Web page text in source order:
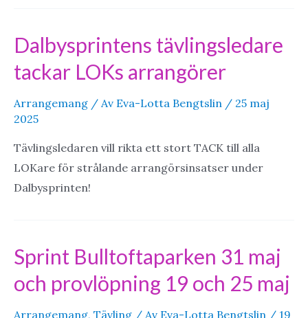
Dalbysprintens tävlingsledare
tackar LOKs arrangörer
Arrangemang / Av Eva-Lotta Bengtslin / 25 maj
2025
Tävlingsledaren vill rikta ett stort TACK till alla
LOKare för strålande arrangörsinsatser under
Dalbysprinten!
Sprint Bulltoftaparken 31 maj
och provlöpning 19 och 25 maj
Arrangemang, Tävling / Av Eva-Lotta Bengtslin / 19